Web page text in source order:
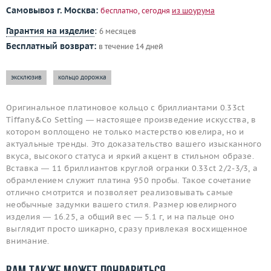
Самовывоз г. Москва: бесплатно, сегодня из шоурума
Гарантия на изделие: 6 месяцев
Бесплатный возврат: в течение 14 дней
эксклюзив кольцо дорожка
Оригинальное платиновое кольцо с бриллиантами 0.33ct
Tiffany&Co Setting — настоящее произведение искусства, в
котором воплощено не только мастерство ювелира, но и
актуальные тренды. Это доказательство вашего изысканного
вкуса, высокого статуса и яркий акцент в стильном образе.
Вставка — 11 бриллиантов круглой огранки 0.33ct 2/2-3/3, а
обрамлением служит платина 950 пробы. Такое сочетание
отлично смотрится и позволяет реализовывать самые
необычные задумки вашего стиля. Размер ювелирного
изделия — 16.25, а общий вес — 5.1 г, и на пальце оно
выглядит просто шикарно, сразу привлекая восхищенное
внимание.